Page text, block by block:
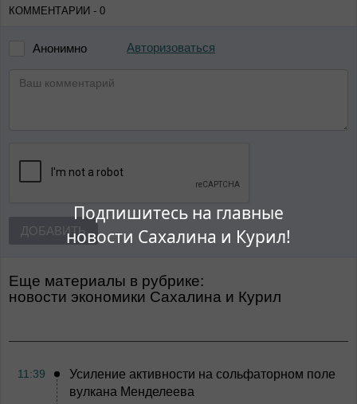
Подпишитесь на главные
новости Сахалина и Курил!
КОММЕНТАРИИ - 0
Анонимно Авторизоваться
ДОБАВИТЬ
Еще материалы в рубрике:
Новости экономики Сахалина и Курил
11:39
Усиление активности на сольфаторном поле
вулкана Менделеева